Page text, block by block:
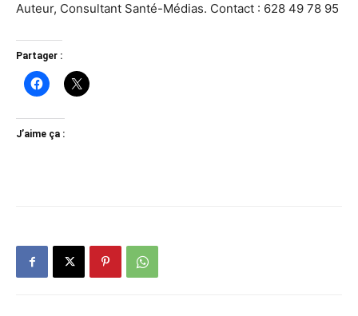
Auteur, Consultant Santé-Médias. Contact : 628 49 78 95
Partager :
J’aime ça :